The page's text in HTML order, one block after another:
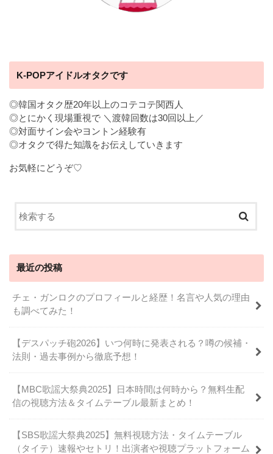
K-POPアイドルオタクです
◎韓国オタク歴20年以上のコテコテ関西人
◎とにかく現場重視で ＼渡韓回数は30回以上／
◎対面サイン会やヨントン経験有
◎オタクで得た知識をお伝えしていきます
お気軽にどうぞ♡
最近の投稿
チェ・ガンロクのプロフィールと経歴！名言や人気の理由
も調べてみた！
【デスパッチ砲2026】いつ何時に発表される？噂の候補・
法則・過去事例から徹底予想！
【MBC歌謡大祭典2025】日本時間は何時から？無料生配
信の視聴方法＆タイムテーブル最新まとめ！
【SBS歌謡大祭典2025】無料視聴方法・タイムテーブル
（タイテ）速報やセトリ！出演者や視聴プラットフォーム